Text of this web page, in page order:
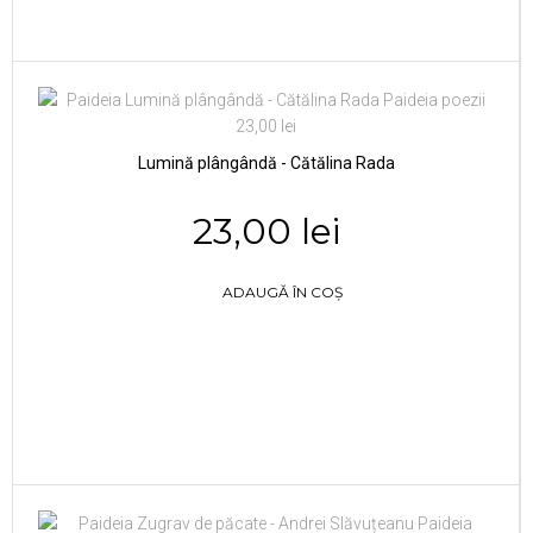
Lumină plângândă - Cătălina Rada
23,00 lei
ADAUGĂ ÎN COȘ